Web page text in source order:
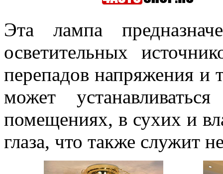
Эта лампа
осветительных
перепадов напряжения и
может
помещениях, в сухих и
глаза, что также служит